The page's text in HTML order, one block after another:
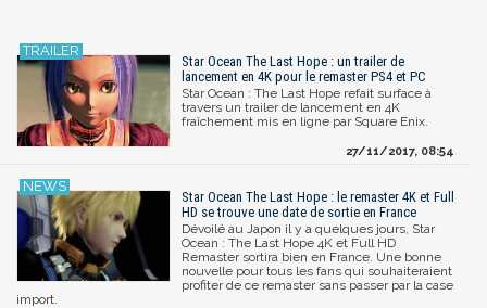
Star Ocean The Last Hope : un trailer de
lancement en 4K pour le remaster PS4 et PC
Star Ocean : The Last Hope refait surface à
travers un trailer de lancement en 4K
fraîchement mis en ligne par Square Enix.
27/11/2017, 08:54
Star Ocean The Last Hope : le remaster 4K et Full
HD se trouve une date de sortie en France
Dévoilé au Japon il y a quelques jours, Star
Ocean : The Last Hope 4K et Full HD
Remaster sortira bien en France. Une bonne
nouvelle pour tous les fans qui souhaiteraient
profiter de ce remaster sans passer par la case
import.